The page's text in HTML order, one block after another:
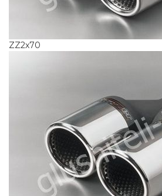
ZZ2x70